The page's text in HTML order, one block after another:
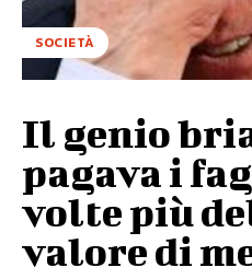
SOCIETÀ
Il genio
pagava i
volte più
valore di